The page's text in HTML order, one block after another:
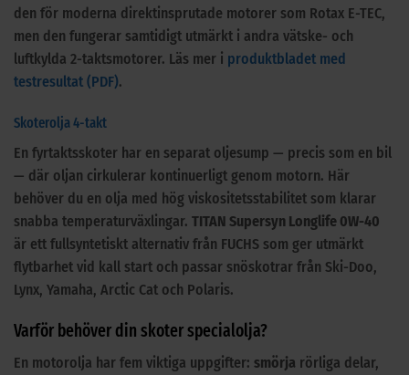
den för moderna direktinsprutade motorer som Rotax E-TEC,
men den fungerar samtidigt utmärkt i andra vätske- och
luftkylda 2-taktsmotorer. Läs mer i produktbladet med
testresultat (PDF).
Skoterolja 4-takt
En fyrtaktsskoter har en separat oljesump — precis som en bil
— där oljan cirkulerar kontinuerligt genom motorn. Här
behöver du en olja med hög viskositetsstabilitet som klarar
snabba temperaturväxlingar. TITAN Supersyn Longlife 0W-40
är ett fullsyntetiskt alternativ från FUCHS som ger utmärkt
flytbarhet vid kall start och passar snöskotrar från Ski-Doo,
Lynx, Yamaha, Arctic Cat och Polaris.
Varför behöver din skoter specialolja?
En motorolja har fem viktiga uppgifter: smörja rörliga delar,